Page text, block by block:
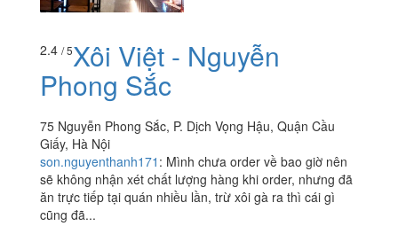
2.4 / 5Xôi Việt - Nguyễn
Phong Sắc
75 Nguyễn Phong Sắc, P. Dịch Vọng Hậu, Quận Cầu
Giấy, Hà Nội
son.nguyenthanh171 : Mình chưa order về bao giờ nên
sẽ không nhận xét chất lượng hàng khi order, nhưng đã
ăn trực tiếp tại quán nhiều lần, trừ xôi gà ra thì cái gì
cũng đã...